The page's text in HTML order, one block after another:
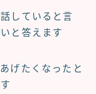
していると言
と答えます
げたくなったと